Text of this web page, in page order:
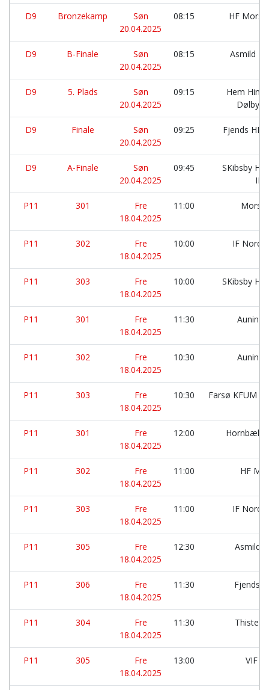
D9 Bronzekamp
Søn
20.04.2025
08:15 HF
D9 B-Finale
Søn
20.04.2025
08:15 Asmild
D9 5. Plads
Søn
20.04.2025
09:15
Hem
Dølby
D9 Finale
Søn
20.04.2025
09:25 Fjends
D9 A-Finale
Søn
20.04.2025
09:45
SKibsby
P11 301
Fre
18.04.2025
11:00
P11 302
Fre
18.04.2025
10:00 IF
P11 303
Fre
18.04.2025
10:00
SKibsby
P11 301
Fre
18.04.2025
11:30 Auning
P11 302
Fre
18.04.2025
10:30 Auning
P11 303
Fre
18.04.2025
10:30 Farsø KFUM
P11 301
Fre
18.04.2025
12:00 Hornbæk
P11 302
Fre
18.04.2025
11:00 HF
P11 303
Fre
18.04.2025
11:00 IF
P11 305
Fre
18.04.2025
12:30 Asmild
P11 306
Fre
18.04.2025
11:30 Fjends
P11 304
Fre
18.04.2025
11:30 Thisted
P11 305
Fre
18.04.2025
13:00 VIF